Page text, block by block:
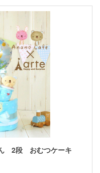
ん 2段 おむつケーキ